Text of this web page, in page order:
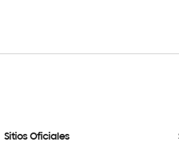
Sitios Oficiales